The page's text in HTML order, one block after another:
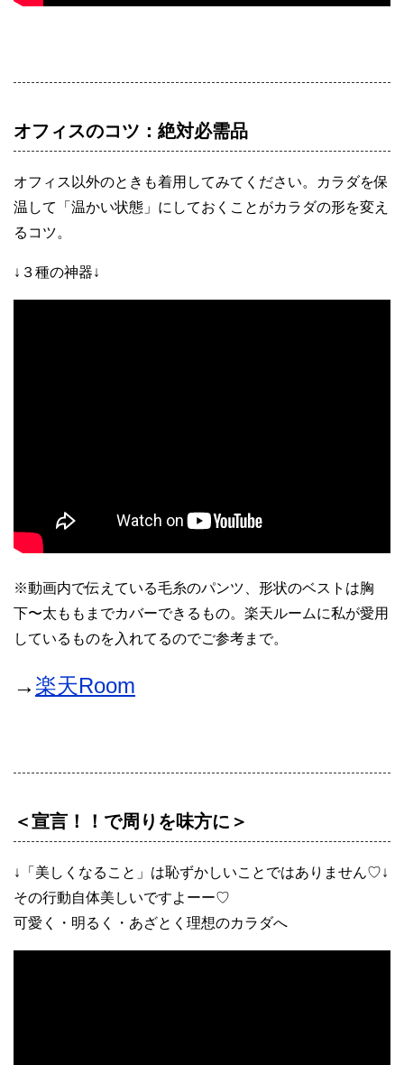
オフィスのコツ：絶対必需品
オフィス以外のときも着用してみてください。カラダを保
温して「温かい状態」にしておくことがカラダの形を変え
るコツ。
↓３種の神器↓
※動画内で伝えている毛糸のパンツ、形状のベストは胸
下〜太ももまでカバーできるもの。楽天ルームに私が愛用
しているものを入れてるのでご参考まで。
→ 楽天Room
＜宣言！！で周りを味方に＞
↓「美しくなること」は恥ずかしいことではありません♡↓
その行動自体美しいですよーー♡
可愛く・明るく・あざとく理想のカラダへ